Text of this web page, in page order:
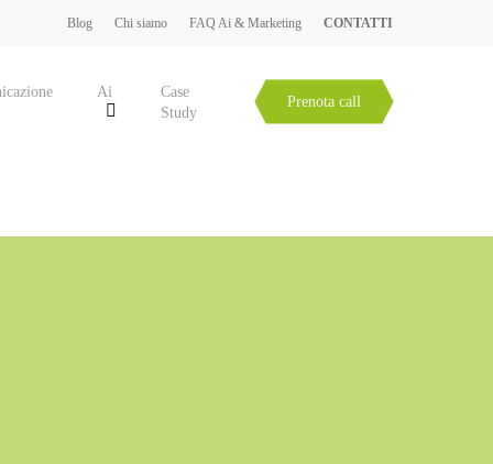
Blog Chi siamo FAQ Ai & Marketing CONTATTI
Ai
Case
Study
Prenota call